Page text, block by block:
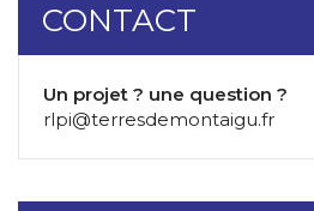
CONTACT
Un projet ? une question ?
rlpi@terresdemontaigu.fr